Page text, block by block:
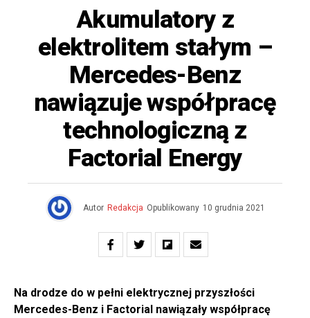
Akumulatory z
elektrolitem stałym –
Mercedes-Benz
nawiązuje współpracę
technologiczną z
Factorial Energy
Autor Redakcja Opublikowany 10 grudnia 2021
Na drodze do w pełni elektrycznej przyszłości
Mercedes-Benz i Factorial nawiązały współpracę